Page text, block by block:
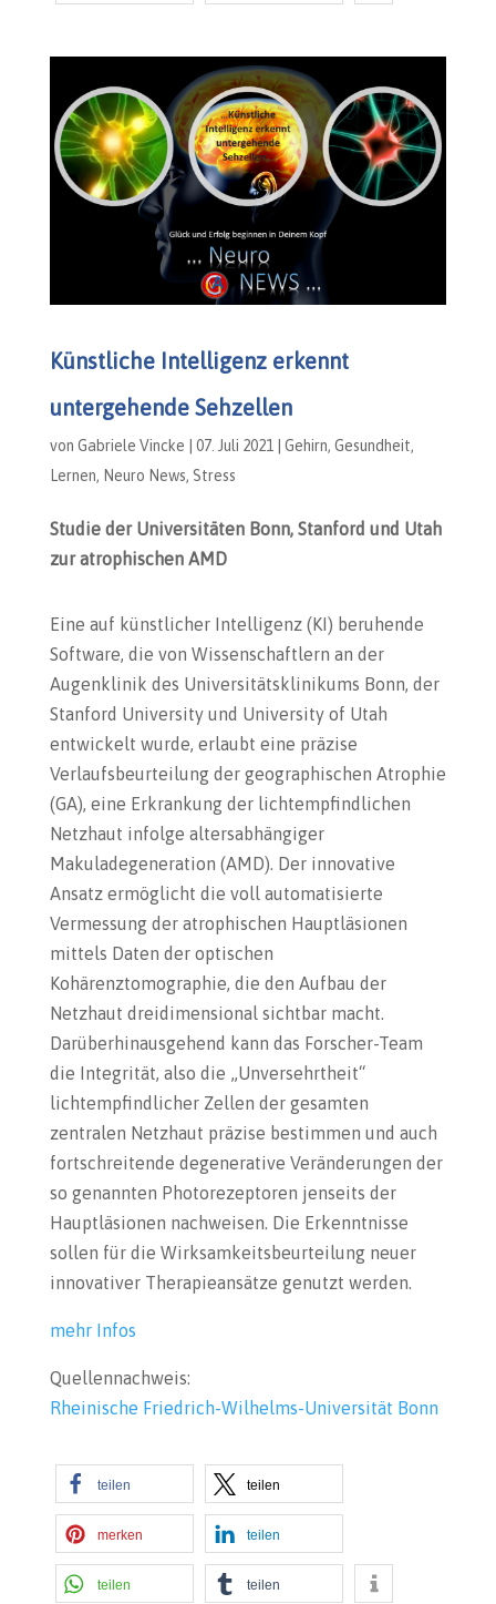
Künstliche Intelligenz erkennt
untergehende Sehzellen
von Gabriele Vincke | 07. Juli 2021 | Gehirn, Gesundheit,
Lernen, Neuro News, Stress
Studie der Universitäten Bonn, Stanford und Utah
zur atrophischen AMD
Eine auf künstlicher Intelligenz (KI) beruhende
Software, die von Wissenschaftlern an der
Augenklinik des Universitätsklinikums Bonn, der
Stanford University und University of Utah
entwickelt wurde, erlaubt eine präzise
Verlaufsbeurteilung der geographischen Atrophie
(GA), eine Erkrankung der lichtempfindlichen
Netzhaut infolge altersabhängiger
Makuladegeneration (AMD). Der innovative
Ansatz ermöglicht die voll automatisierte
Vermessung der atrophischen Hauptläsionen
mittels Daten der optischen
Kohärenztomographie, die den Aufbau der
Netzhaut dreidimensional sichtbar macht.
Darüberhinausgehend kann das Forscher-Team
die Integrität, also die „Unversehrtheit“
lichtempfindlicher Zellen der gesamten
zentralen Netzhaut präzise bestimmen und auch
fortschreitende degenerative Veränderungen der
so genannten Photorezeptoren jenseits der
Hauptläsionen nachweisen. Die Erkenntnisse
sollen für die Wirksamkeitsbeurteilung neuer
innovativer Therapieansätze genutzt werden.
mehr Infos
Quellennachweis:
Rheinische Friedrich-Wilhelms-Universität Bonn
teilen teilen
merken teilen
teilen teilen